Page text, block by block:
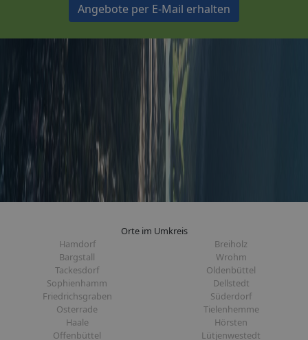
Angebote per E-Mail erhalten
Orte im Umkreis
Hamdorf
Breiholz
Bargstall
Wrohm
Tackesdorf
Oldenbüttel
Sophienhamm
Dellstedt
Friedrichsgraben
Süderdorf
Osterrade
Tielenhemme
Haale
Hörsten
Offenbüttel
Lütjenwestedt